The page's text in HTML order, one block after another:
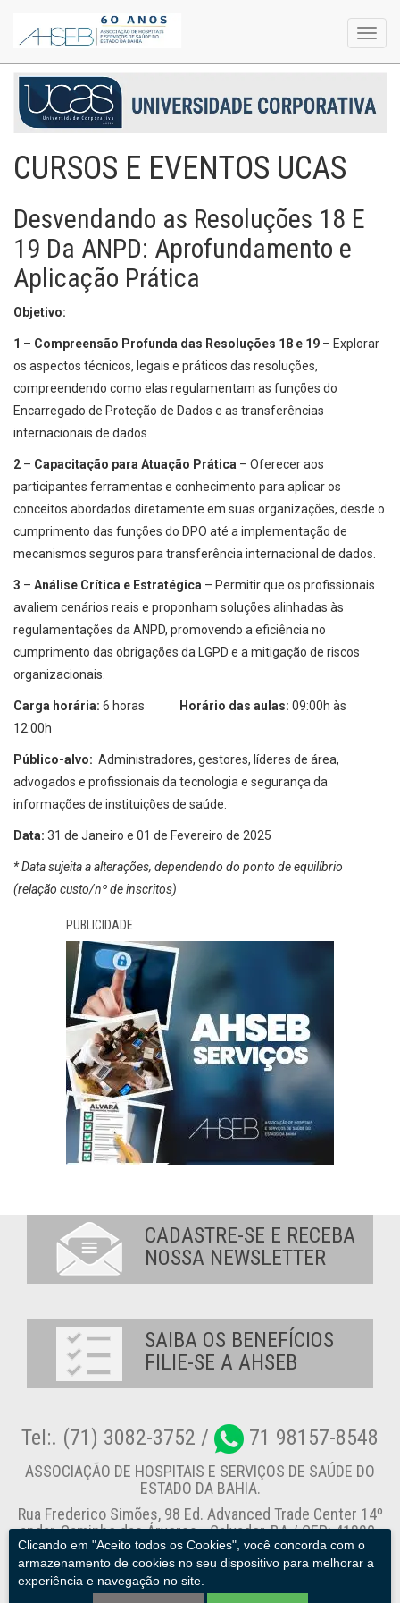
CURSOS E EVENTOS UCAS
Desvendando as Resoluções 18 E
19 Da ANPD: Aprofundamento e
Aplicação Prática
Objetivo:
1 – Compreensão Profunda das Resoluções 18 e 19 – Explorar
os aspectos técnicos, legais e práticos das resoluções,
compreendendo como elas regulamentam as funções do
Encarregado de Proteção de Dados e as transferências
internacionais de dados.
2 – Capacitação para Atuação Prática – Oferecer aos
participantes ferramentas e conhecimento para aplicar os
conceitos abordados diretamente em suas organizações, desde o
cumprimento das funções do DPO até a implementação de
mecanismos seguros para transferência internacional de dados.
3 – Análise Crítica e Estratégica – Permitir que os profissionais
avaliem cenários reais e proponham soluções alinhadas às
regulamentações da ANPD, promovendo a eficiência no
cumprimento das obrigações da LGPD e a mitigação de riscos
organizacionais.
Carga horária: 6 horas Horário das aulas: 09:00h às
12:00h
Público-alvo: Administradores, gestores, líderes de área,
advogados e profissionais da tecnologia e segurança da
informações de instituições de saúde.
Data: 31 de Janeiro e 01 de Fevereiro de 2025
* Data sujeita a alterações, dependendo do ponto de equilíbrio
(relação custo/nº de inscritos)
PUBLICIDADE
Clicando em "Aceito todos os Cookies", você concorda com o
armazenamento de cookies no seu dispositivo para melhorar a
experiência e navegação no site.
CADASTRE-SE E RECEBA
NOSSA NEWSLETTER
SAIBA OS BENEFÍCIOS
FILIE-SE A AHSEB
Tel:. (71) 3082-3752 / 71 98157-8548
ASSOCIAÇÃO DE HOSPITAIS E SERVIÇOS DE SAÚDE DO
ESTADO DA BAHIA.
Rua Frederico Simões, 98 Ed. Advanced Trade Center 14º
andar, Caminho das Árvores - Salvador-BA / CEP: 41820-
774
Canal de Denúncia